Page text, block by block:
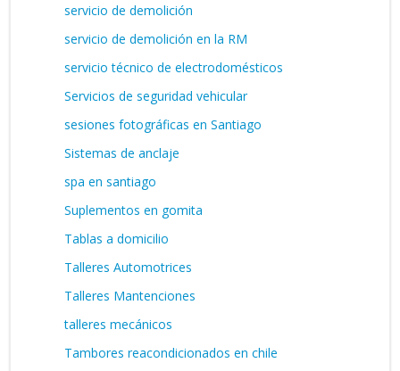
servicio de demolición
servicio de demolición en la RM
servicio técnico de electrodomésticos
Servicios de seguridad vehicular
sesiones fotográficas en Santiago
Sistemas de anclaje
spa en santiago
Suplementos en gomita
Tablas a domicilio
Talleres Automotrices
Talleres Mantenciones
talleres mecánicos
Tambores reacondicionados en chile